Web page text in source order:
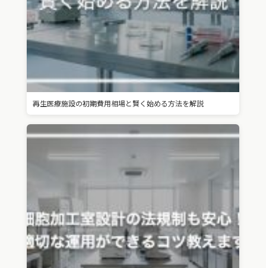
再生医療施設の初期費用相場と賢く始める方法を解説